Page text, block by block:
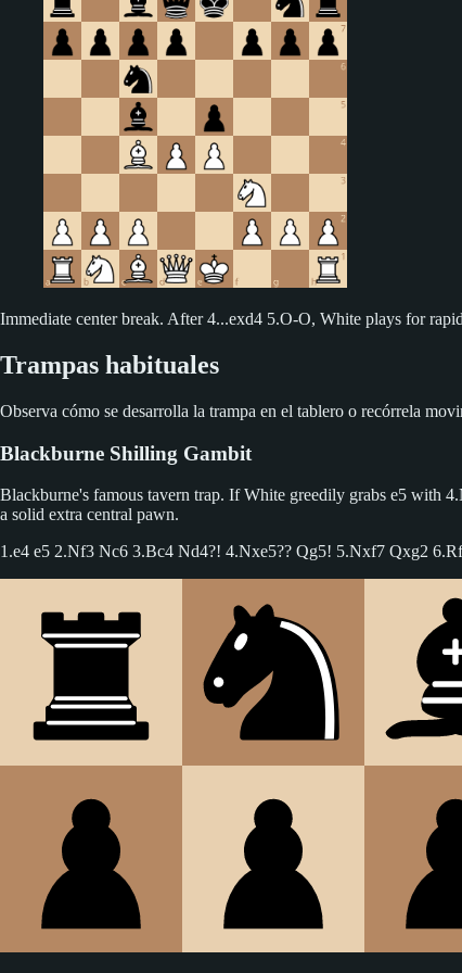
Immediate center break. After 4...exd4 5.O-O, White plays for
Trampas habituales
Observa cómo se desarrolla la trampa en el tablero o recórrela
Blackburne Shilling Gambit
Blackburne's famous tavern trap. If White greedily grabs e5 with
a solid extra central pawn.
1.e4 e5 2.Nf3 Nc6 3.Bc4 Nd4?! 4.Nxe5?? Qg5! 5.Nxf7 Qxg2